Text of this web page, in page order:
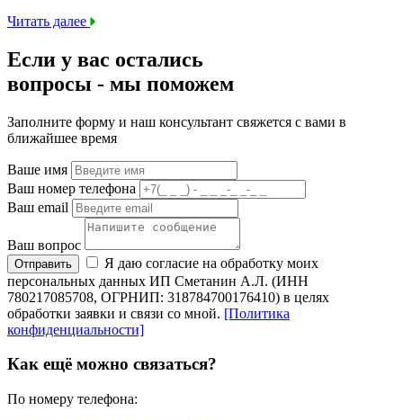
Читать далее
Если у вас остались
вопросы - мы поможем
Заполните форму и наш консультант свяжется с вами в
ближайшее время
Ваше имя
Ваш номер телефона
Ваш email
Ваш вопрос
Отправить
Я даю согласие на обработку моих
персональных данных ИП Сметанин А.Л. (ИНН
780217085708, ОГРНИП: 318784700176410) в целях
обработки заявки и связи со мной. [Политика
конфиденциальности]
Как ещё можно связаться?
По номеру телефона: